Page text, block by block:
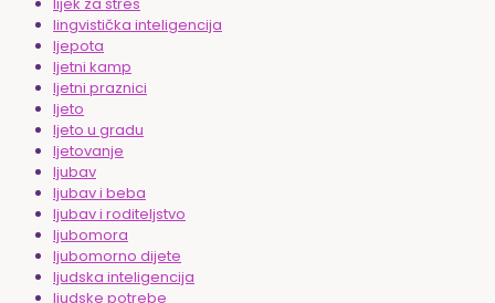
lingvistička inteligencija
ljepota
ljetni kamp
ljetni praznici
ljeto
ljeto u gradu
ljetovanje
ljubav
ljubav i beba
ljubav i roditeljstvo
ljubomora
ljubomorno dijete
ljudska inteligencija
ljudske potrebe